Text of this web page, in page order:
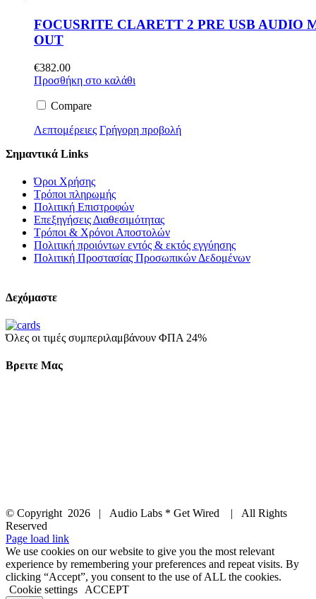
FOCUSRITE CLARETT 2 PRE USB AUDIO
OUT
€382.00
Προσθήκη στο καλάθι
Compare
Λεπτομέρειες Γρήγορη προβολή
Σημαντικά Links
Όροι Χρήσης
Τρόποι πληρωμής
Πολιτική Επιστροφών
Επεξηγήσεις Διαθεσιμότητας
Τρόποι & Χρόνοι Αποστολών
Πολιτική προιόντων εντός & εκτός εγγύησης
Πολιτική Προστασίας Προσωπικών Δεδομένων
Δεχόμαστε
Όλες οι τιμές συμπεριλαμβάνουν ΦΠΑ 24%
Βρειτε Μας
© Copyright 2026 | Audio Labs * Get Wired | All Rights
Reserved
Facebook
Instagram
YouTube
LinkedIn
X
Page load link
We use cookies on our website to give you the most relevant
experience by remembering your preferences and repeat visits. By
clicking “Accept”, you consent to the use of ALL the cookies.
Cookie settings ACCEPT